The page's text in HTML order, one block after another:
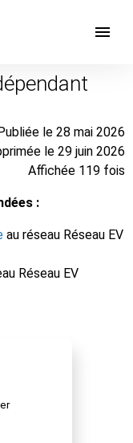
le 28 mai 2026
le 29 juin 2026
Affichée 119 fois
:
au réseau Réseau EV
Réseau EV